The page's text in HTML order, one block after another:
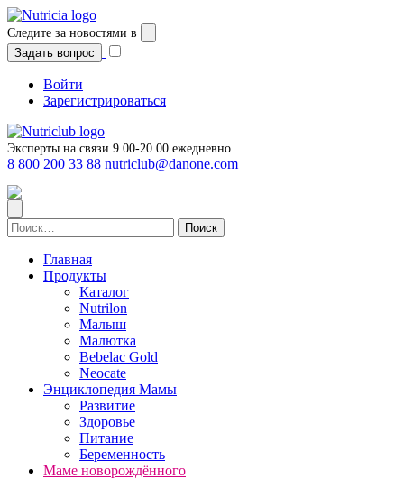
Перейти
к
содержимому
Следите за новостями в
Задать вопрос
Войти
Зарегистрироваться
Эксперты на связи 9.00-20.00 ежедневно
8 800 200 33 88 nutriclub@danone.com
Найти:
Главная
Продукты
Каталог
Nutrilon
Малыш
Малютка
Bebelac Gold
Neocate
Энциклопедия Мамы
Развитие
Здоровье
Питание
Беременность
Маме новорождённого